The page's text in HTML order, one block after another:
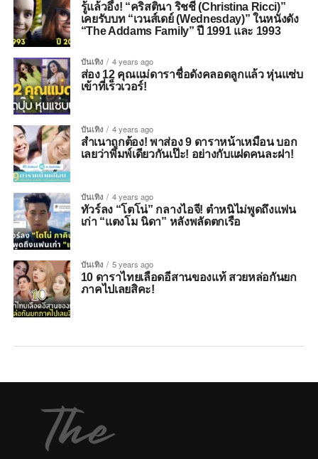
รู้แล้วอึ้ง! “คริสตินา ริชชี (Christina Ricci)”
เคยรับบท “เวนส์เดย์ (Wednesday)” ในหนังดัง
“The Addams Family” ปี 1991 และ 1993
บันเทิง 4 years ago
ส่อง 12 คุณแม่ดาราชื่อดังคลอดลูกแล้ว หุ่นแซ่บ
เข้าที่เร็วเวอร์!
บันเทิง 4 years ago
สำเนาถูกต้อง! พาส่อง 9 ดาราหน้าเหมือน บอก
เลยว่าพิมพ์เดียวกันเป๊ะ! อย่างกับแฝดคนละฝา!
บันเทิง 4 years ago
ทัวร์ลง “โตโน่” กลางไอจี! ตำหนิไม่พูดถึงแฟน
เก่า “แตงโม นิดา” หลังพลัดตกเรือ
บันเทิง 5 years ago
10 ดาราไทยเลือดอีสานของแท้ สวยหล่อกันยก
ภาคไปเลยสิคะ!